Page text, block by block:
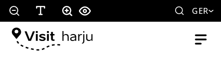
GER